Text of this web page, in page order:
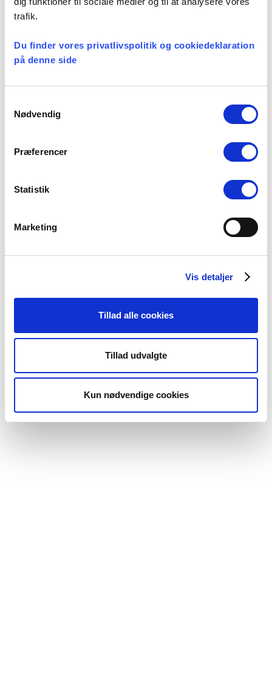
trafik.
Du finder vores privatlivspolitik og cookiedeklaration
på denne side
Nødvendig
Præferencer
Statistik
Marketing
Vis detaljer
Tillad alle cookies
Tillad udvalgte
Kun nødvendige cookies